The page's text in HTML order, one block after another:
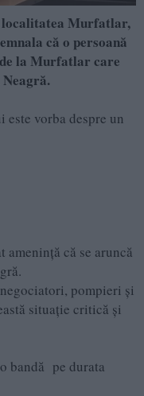
localitatea Murfatlar,
că o persoană
la Murfatlar care
vorba despre un
că se aruncă
pompieri și
situație critică și
bandă pe durata